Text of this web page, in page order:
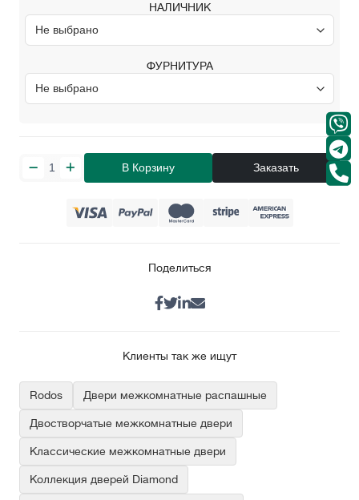
НАЛИЧНИК
ФУРНИТУРА
В Корзину Заказать
Поделиться
Клиенты так же ищут
Rodos Двери межкомнатные распашные
Двостворчатые межкомнатные двери
Классические межкомнатные двери
Коллекция дверей Diamond